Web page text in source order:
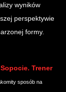
wyników
perspektywie
formy.
Trener
sposób na